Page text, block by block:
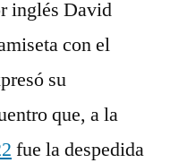
inglés David
con el
su
que, a la
fue la despedida